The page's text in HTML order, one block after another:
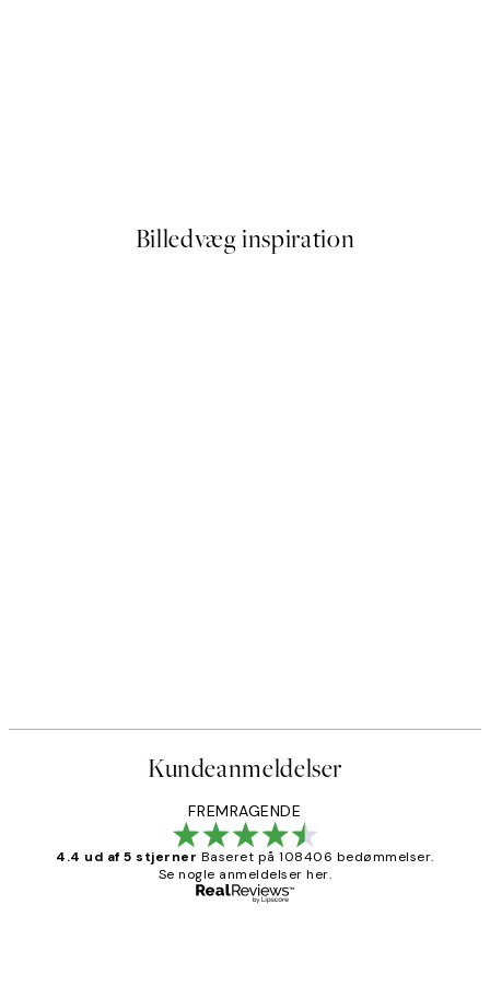
Billedvæg inspiration
Kundeanmeldelser
FREMRAGENDE
4.4 ud af 5 stjerner Baseret på 108406 bedømmelser.
Se nogle anmeldelser her.